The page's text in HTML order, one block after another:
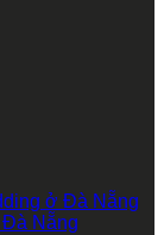
ở Đà Nẵng
Nẵng